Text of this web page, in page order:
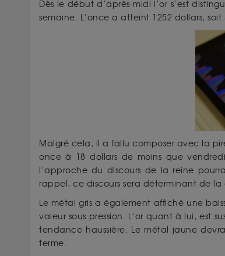
Dès le début d’après-midi l’or s’est
semaine. L’once a atteint 1252 dollars,
Malgré cela, il a fallu composer avec la
once à 18 dollars de moins que
l’approche du discours de la reine
rappel, ce discours sera déterminant de
Le métal gris a également affiché une
valeur sous pression. L’or quant à lui, est
tendance haussière. Le métal jaune
terme.